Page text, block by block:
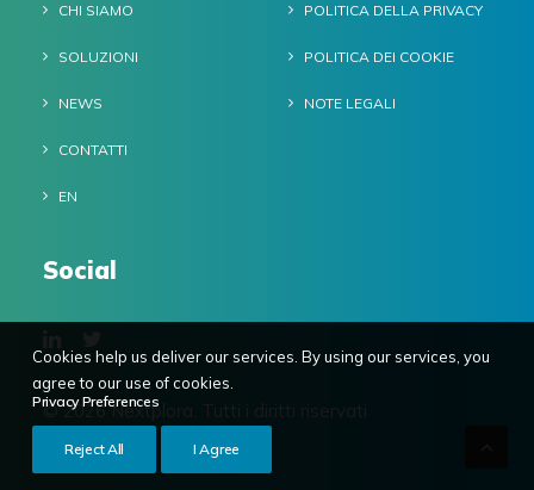
CHI SIAMO
SOLUZIONI
NEWS
CONTATTI
EN
POLITICA DELLA PRIVACY
POLITICA DEI COOKIE
NOTE LEGALI
Social
© 2026 Nextplora. Tutti i diritti riservati
Cookies help us deliver our services. By using our services, you
agree to our use of cookies.
Privacy Preferences
Reject All I Agree